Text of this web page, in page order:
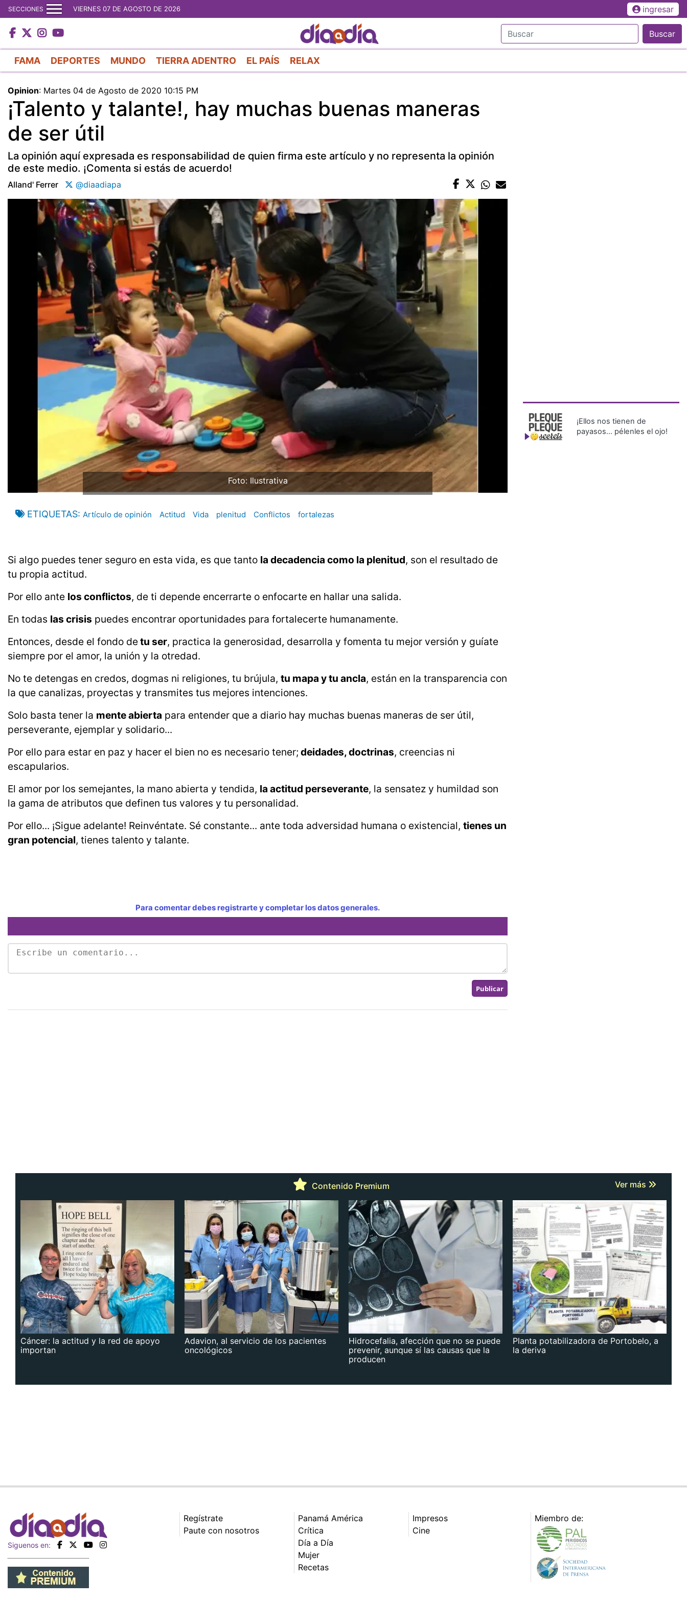
al
contenido
principal
SECCIONES VIERNES 07 DE AGOSTO DE 2026 ingresar
Buscar
FAMA DEPORTES MUNDO TIERRA ADENTRO EL PAÍS RELAX
Opinion: Martes 04 de Agosto de 2020 10:15 PM
¡Talento y talante!, hay muchas buenas maneras
de ser útil
La opinión aquí expresada es responsabilidad de quien firma este artículo y no representa la opinión
de este medio. ¡Comenta si estás de acuerdo!
Alland' Ferrer @diaadiapa
Foto: Ilustrativa
ETIQUETAS Artículo de opinión Actitud Vida plenitud Conflictos fortalezas
Si algo puedes tener seguro en esta vida, es que tanto la decadencia como la plenitud, son el resultado de
tu propia actitud.
Por ello ante los conflictos, de ti depende encerrarte o enfocarte en hallar una salida.
En todas las crisis puedes encontrar oportunidades para fortalecerte humanamente.
Entonces, desde el fondo detu ser, practica la generosidad, desarrolla y fomenta tu mejor versión y guíate
siempre por el amor, la unión y la otredad.
No te detengas en credos, dogmas ni religiones, tu brújula, tu mapa y tu ancla, están en la transparencia con
la que canalizas, proyectas y transmites tus mejores intenciones.
Solo basta tener la mente abierta para entender que a diario hay muchas buenas maneras de ser útil,
perseverante, ejemplar y solidario...
Por ello para estar en paz y hacer el bien no es necesario tener; deidades, doctrinas, creencias ni
escapularios.
El amor por los semejantes, la mano abierta y tendida, la actitud perseverante, la sensatez y humildad son
la gama de atributos que definen tus valores y tu personalidad.
Por ello... ¡Sigue adelante! Reinvéntate. Sé constante... ante toda adversidad humana o existencial, tienes un
gran potencial, tienes talento y talante.
Para comentar debes registrarte y completar los datos generales.
¡Ellos nos tienen de
payasos… pélenles el ojo!
Contenido Premium Ver más
Cáncer: la actitud y la red de apoyo
importan
Adavion, al servicio de los pacientes
oncológicos
Hidrocefalia, afección que no se puede
prevenir, aunque sí las causas que la
producen
Planta potabilizadora de Portobelo, a
la deriva
Siguenos en:
Regístrate
Paute con nosotros
Panamá América
Crítica
Día a Día
Mujer
Recetas
Impresos
Cine
Miembro de: